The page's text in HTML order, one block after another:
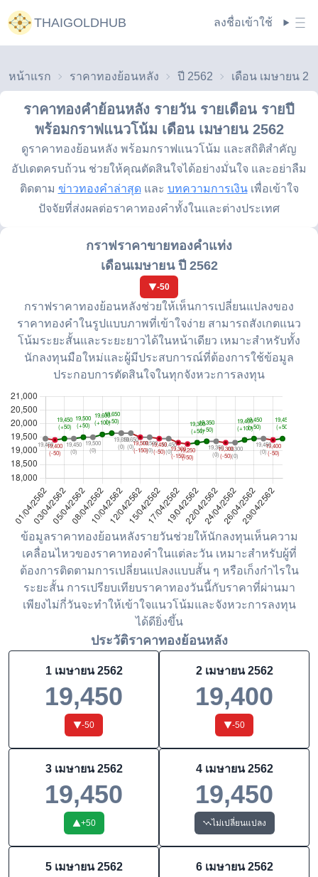
THAIGOLDHUB ลงชื่อเข้าใช้
หน้าแรก ราคาทองย้อนหลัง ปี 2562 เดือน เมษายน
ราคาทองคำย้อนหลัง รายวัน รายเดือน รายปี
พร้อมกราฟแนวโน้ม เดือน เมษายน 2562
ดูราคาทองย้อนหลัง พร้อมกราฟแนวโน้ม และสถิติสำคัญ
อัปเดตครบถ้วน ช่วยให้คุณตัดสินใจได้อย่างมั่นใจ และอย่าลืม
ติดตาม ข่าวทองคำล่าสุด และ บทความการเงิน เพื่อเข้าใจ
ปัจจัยที่ส่งผลต่อราคาทองคำทั้งในและต่างประเทศ
กราฟราคาขายทองคำแท่ง
เดือนเมษายน ปี 2562
-50
กราฟราคาทองย้อนหลังช่วยให้เห็นการเปลี่ยนแปลงของ
ราคาทองคำในรูปแบบภาพที่เข้าใจง่าย สามารถสังเกตแนว
โน้มระยะสั้นและระยะยาวได้ในหน้าเดียว เหมาะสำหรับทั้ง
นักลงทุนมือใหม่และผู้มีประสบการณ์ที่ต้องการใช้ข้อมูล
ประกอบการตัดสินใจในทุกจังหวะการลงทุน
ข้อมูลราคาทองย้อนหลังรายวันช่วยให้นักลงทุนเห็นความ
เคลื่อนไหวของราคาทองคำในแต่ละวัน เหมาะสำหรับผู้ที่
ต้องการติดตามการเปลี่ยนแปลงแบบสั้น ๆ หรือเก็งกำไรใน
ระยะสั้น การเปรียบเทียบราคาทองวันนี้กับราคาที่ผ่านมา
เพียงไม่กี่วันจะทำให้เข้าใจแนวโน้มและจังหวะการลงทุน
ได้ดียิ่งขึ้น
ประวัติราคาทองย้อนหลัง
1 เมษายน 2562
19,450
-50
2 เมษายน 2562
19,400
-50
3 เมษายน 2562
19,450
+50
4 เมษายน 2562
19,450
ไม่เปลี่ยนแปลง
5 เมษายน 2562 6 เมษายน 2562